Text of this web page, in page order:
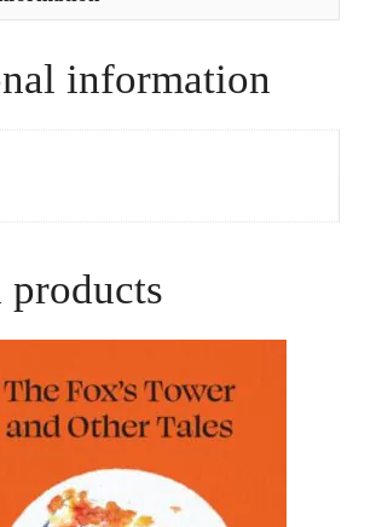
J.
West
quantity
information
products